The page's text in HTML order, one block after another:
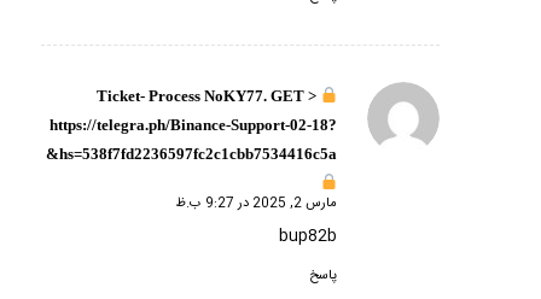
Ticket- Process NoKY77. GET >
https://telegra.ph/Binance-Support-02-18?
hs=538f7fd2236597fc2c1cbb7534416c5a&
گفته:
مارس 2, 2025 در 9:27 ب.ظ
bup82b
پاسخ